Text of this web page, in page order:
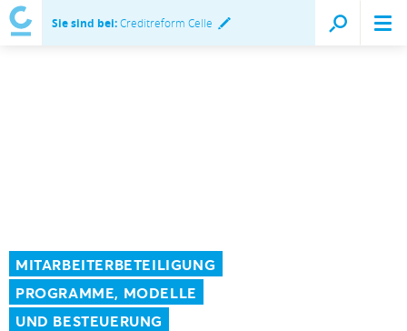
Sie sind bei:Creditreform Celle
MITARBEITERBETEILIGUNG
PROGRAMME, MODELLE
UND BESTEUERUNG